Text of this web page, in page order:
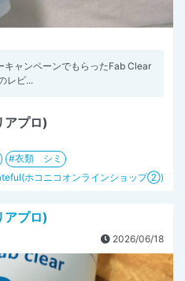
キャンペーンでもらったFab Clear
レビ...
アプロ)
衣類 シミ
ホコニコオンラインショップ②)
アプロ)
2026/06/18